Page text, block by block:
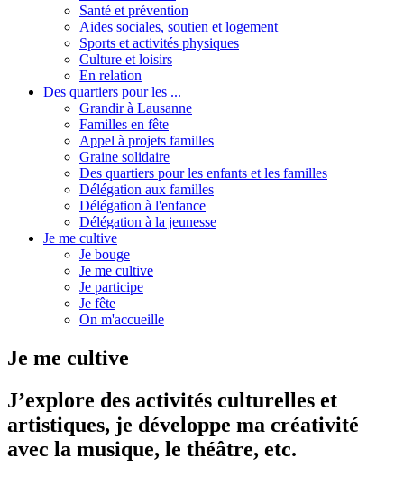
Santé et prévention
Aides sociales, soutien et logement
Sports et activités physiques
Culture et loisirs
En relation
Des quartiers pour les ...
Grandir à Lausanne
Familles en fête
Appel à projets familles
Graine solidaire
Des quartiers pour les enfants et les familles
Délégation aux familles
Délégation à l'enfance
Délégation à la jeunesse
Je me cultive
Je bouge
Je me cultive
Je participe
Je fête
On m'accueille
Je me cultive
J’explore des activités culturelles et
artistiques, je développe ma créativité
avec la musique, le théâtre, etc.